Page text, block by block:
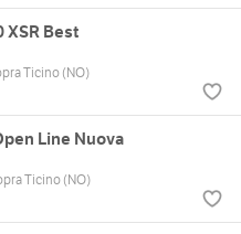
XSR Best
Ticino (NO)
Line Nuova
Ticino (NO)